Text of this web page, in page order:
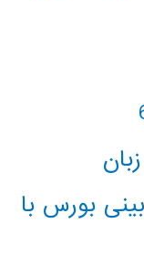
بورس با